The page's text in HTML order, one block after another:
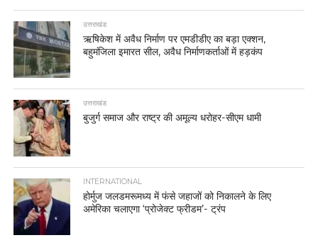
उत्तराखंड
ऋषिकेश में अवैध निर्माण पर एमडीडीए का बड़ा एक्शन,
बहुमंजिला इमारत सील, अवैध निर्माणकर्ताओं में हड़कंप
उत्तराखंड
बुजुर्ग समाज और राष्ट्र की अमूल्य धरोहर-सीएम धामी
INTERNATIONAL
होर्मुज जलडमरूमध्य में फंसे जहाजों को निकालने के लिए
अमेरिका चलाएगा ‘प्रोजेक्ट फ्रीडम’- ट्रंप